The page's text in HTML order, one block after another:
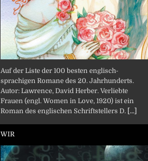
Auf der Liste der 100 besten englisch-
sprachigen Romane des 20. Jahrhunderts.
Autor: Lawrence, David Herber. Verliebte
Frauen (engl. Women in Love, 1920) ist ein
Roman des englischen Schriftstellers D. [...]
WIR